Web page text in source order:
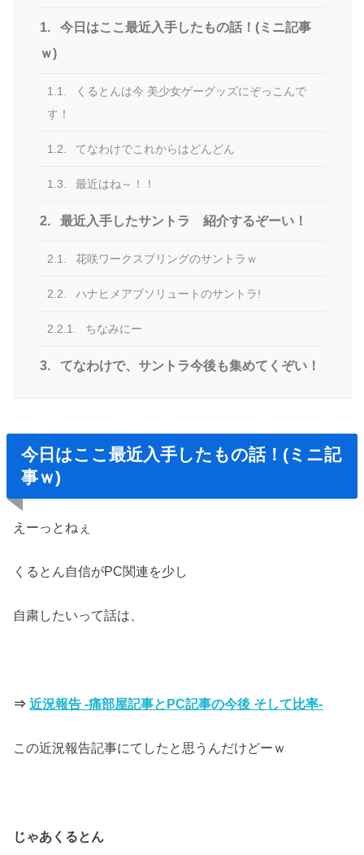
1.
今日はここ最近入手したもの話！(ミニ記事
ｗ)
1.1.
くるとんは今 美少女ゲーグッズにぞっこんで
す！
1.2. てなわけでこれからはどんどん
1.3. 最近はね～！！
2. 最近入手したサントラ 紹介するぞーい！
2.1. 花咲ワークスプリングのサントラｗ
2.2. ハナヒメアブソリュートのサントラ!
2.2.1. ちなみにー
3. てなわけで、サントラ今後も集めてくぞい！
今日はここ最近入手したもの話！(ミニ記
事ｗ)
えーっとねぇ
くるとん自信がPC関連を少し
自粛したいって話は、
⇒近況報告 -痛部屋記事とPC記事の今後 そして比率-
この近況報告記事にてしたと思うんだけどーｗ
じゃあくるとん